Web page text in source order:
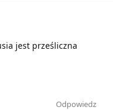
jest prześliczna
Odpowiedz